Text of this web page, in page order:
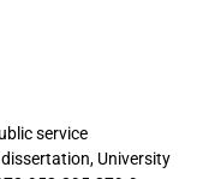
service
University